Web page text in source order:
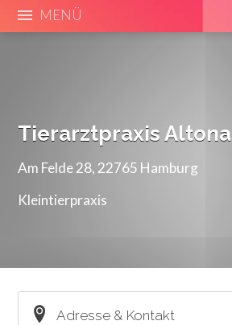
MENÜ
Tierarztpraxis Altona
Am Felde 28, 22765 Hamburg
Kleintierpraxis
Adresse & Kontakt